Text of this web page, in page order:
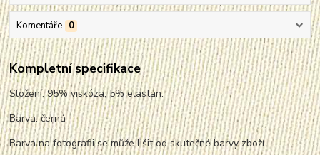
Komentáře 0
Kompletní specifikace
Složení: 95% viskóza, 5% elastan.
Barva: černá
Barva na fotografii se může lišit od skutečné barvy zboží.